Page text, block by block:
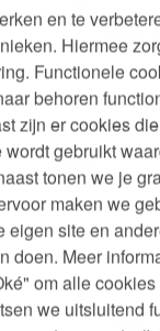
en te
Hiermee
Functionele
behoren
zijn er cookies
gebruikt
tonen we je
maken we
site en
doen. Meer
om alle
we uitsluitend
95
Tencel
Seizoenen -